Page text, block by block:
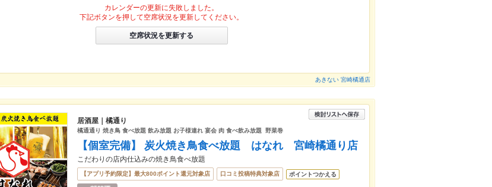
カレンダーの更新に失敗しました。
下記ボタンを押して空席状況を更新してください。
空席状況を更新する
あきない 宮崎橘通店
居酒屋｜橘通り
橘通通り 焼き鳥 食べ放題 飲み放題 お子様連れ 宴会 肉 食べ飲み放題 野菜巻
【個室完備】 炭火焼き鳥食べ放題 はなれ 宮崎橘通り店
こだわりの店内仕込みの焼き鳥食べ放題
【アプリ予約限定】最大800ポイント還元対象店 口コミ投稿特典対象店 ポイントつかえる